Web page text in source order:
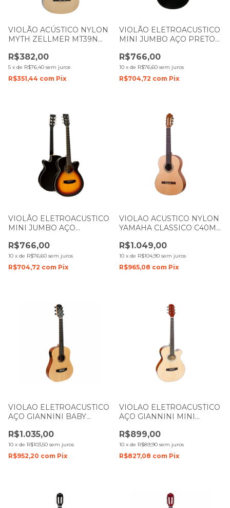
VIOLÃO ACÚSTICO NYLON
MYTH ZELLMER MT39N
BROWN 1268
R$382,00
5 x de R$76,40 sem juros
R$351,44 com Pix
VIOLÃO ELETROACUSTICO
MINI JUMBO AÇO PRETO
VOGGA
R$766,00
10 x de R$76,60 sem juros
R$704,72 com Pix
VIOLÃO ELETROACUSTICO
MINI JUMBO AÇO
450 SM VOGGA
R$766,00
10 x de R$76,60 sem juros
R$704,72 com Pix
VIOLAO ACUSTICO NYLON
YAMAHA CLASSICO C40MII
R$1.049,00
10 x de R$104,90 sem juros
R$965,08 com Pix
VIOLAO ELETROACUSTICO
AÇO GIANNINI BABY
NATURAL SATIN
R$1.035,00
10 x de R$103,50 sem juros
R$952,20 com Pix
VIOLAO ELETROACUSTICO
AÇO GIANNINI MINI
GSF1D CEQ NG NATURAL
GLOSS
R$899,00
10 x de R$89,90 sem juros
R$827,08 com Pix